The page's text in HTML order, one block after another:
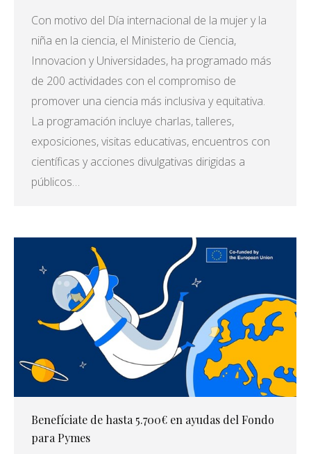
Con motivo del Día internacional de la mujer y la
niña en la ciencia, el Ministerio de Ciencia,
Innovacion y Universidades, ha programado más
de 200 actividades con el compromiso de
promover una ciencia más inclusiva y equitativa.
La programación incluye charlas, talleres,
exposiciones, visitas educativas, encuentros con
científicas y acciones divulgativas dirigidas a
públicos…
Benefíciate de hasta 5.700€ en ayudas del Fondo
para Pymes